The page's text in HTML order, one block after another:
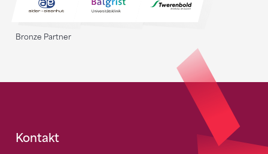
Bronze Partner
Fusszeile
Kontakt